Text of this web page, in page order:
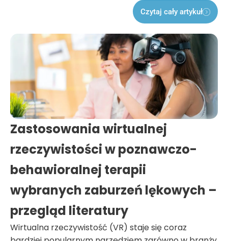
Czytaj cały artykuł
Zastosowania wirtualnej
rzeczywistości w poznawczo-
behawioralnej terapii
wybranych zaburzeń lękowych –
przegląd literatury
Wirtualna rzeczywistość (VR) staje się coraz